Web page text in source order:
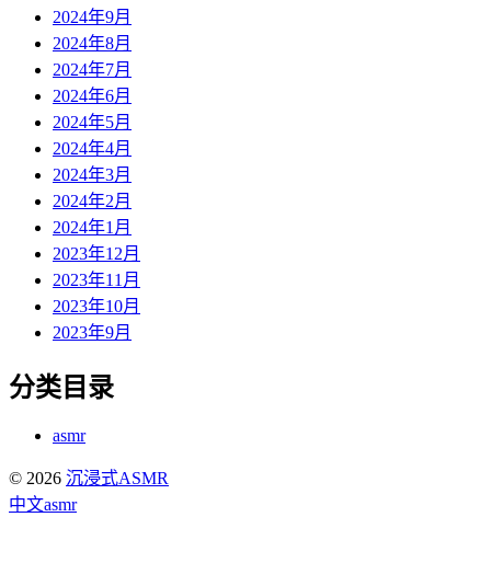
2024年9月
2024年8月
2024年7月
2024年6月
2024年5月
2024年4月
2024年3月
2024年2月
2024年1月
2023年12月
2023年11月
2023年10月
2023年9月
分类目录
asmr
© 2026 沉浸式ASMR
中文asmr